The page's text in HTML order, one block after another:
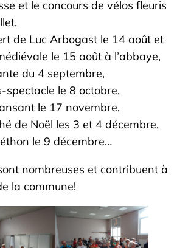
et le concours de vélos fleuris
de Luc Arbogast le 14 août et
le 15 août à l’abbaye,
du 4 septembre,
spectacle le 8 octobre,
le 17 novembre,
de Noël les 3 et 4 décembre,
le 9 décembre…
nombreuses et contribuent à
la commune!